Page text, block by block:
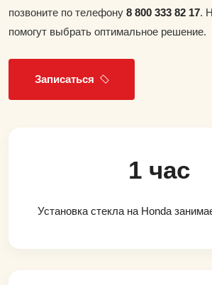
позвоните по телефону 8 800 333 82 17.
помогут выбрать оптимальное решение.
Записаться
1 час
Установка стекла на Honda